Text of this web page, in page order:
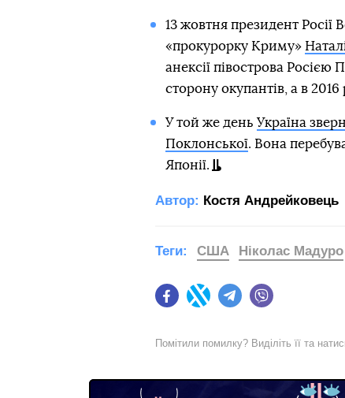
13 жовтня президент
«прокурорку Криму»
анексії півострова
сторону окупантів, а в
У той же день Україна
Поклонської. Вона
Японії.
Автор: Костя Андрейковець
FacebookTwitter Telegram
Теги: США Ніколас Мадуро
Помітили помилку? Виділіть її та